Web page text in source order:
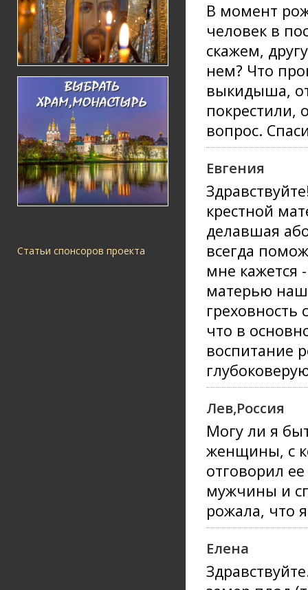
Статьи спонсоров проекта
В момент
человек в
скажем,
нем? Что
выкидыша,
покрестили,
вопрос.
Евгения
крестной
делавшая
всегда
мне кажется
матерью
греховность
что в
воспитание
Лев,Россия
Могу ли я
женщины, с
отговорил
мужчины и
рожала, что
Елена